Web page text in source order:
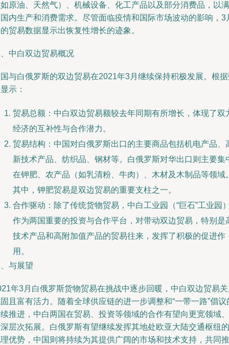
原油、天然气）、机械设备、化工产品以及部分消费品，以满
内生产和消费需求。尽管面临疫情和国际市场波动的影响，3
贸易数据显示出恢复性增长的迹象。
中白双边贸易概况
与白俄罗斯的双边贸易在2021年3月继续保持积极发展。根
示：
贸易总额：中白双边贸易额较去年同期有所增长，体现了双
经济的互补性与合作潜力。
贸易结构：中国对白俄罗斯出口的主要商品包括机电产品、
新技术产品、纺织品、钢材等。白俄罗斯对华出口则主要集
在钾肥、农产品（如乳清粉、牛肉）、木材及木制品等领域
其中，钾肥贸易是双边贸易的重要支柱之一。
合作驱动：除了传统货物贸易，中白工业园（“巨石”工业园
作为两国重要的投资与合作平台，对带动双边贸易，特别是
技术产品和高附加值产品的贸易往来，发挥了积极的促进作
用。
与展望
年3月白俄罗斯货物贸易在挑战中逐步回暖，中白双边贸易
且富有活力。随着全球供应链的进一步调整和“一带一路”倡议
推进，中白两国在贸易、投资等领域的合作有望向更宽领域、
层次拓展。白俄罗斯有望继续发挥其地处欧亚大陆交通枢纽的
优势，中国则将持续为其提供广阔的市场和技术支持，共同推